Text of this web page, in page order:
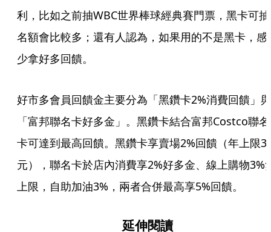
利，比如之前抽WBC世界棒球經典賽門票，黑卡可抽
名額會比較多；還有人認為，如果用的不是黑卡，感
少拿好多回饋。
好市多會員回饋金主要分為「黑鑽卡2%消費回饋」與
「富邦聯名卡好多金」。黑鑽卡結合富邦Costco聯名
卡可達到最高回饋。黑鑽卡享賣場2%回饋（年上限3
元），聯名卡於店內消費享2%好多金、線上購物3%
上限，自助加油3%，兩者合併最高享5%回饋。
延伸閱讀